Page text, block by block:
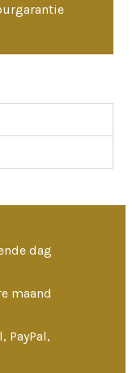
dag
maand
PayPal,